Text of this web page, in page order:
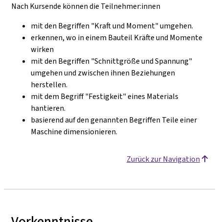
Nach Kursende können die Teilnehmer:innen
mit den Begriffen "Kraft und Moment" umgehen.
erkennen, wo in einem Bauteil Kräfte und Momente
wirken
mit den Begriffen "Schnittgröße und Spannung"
umgehen und zwischen ihnen Beziehungen
herstellen.
mit dem Begriff "Festigkeit" eines Materials
hantieren.
basierend auf den genannten Begriffen Teile einer
Maschine dimensionieren.
Zurück zur Navigation